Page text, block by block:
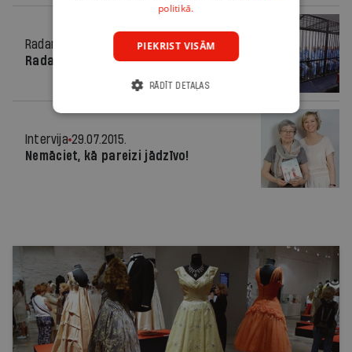
Radars
Radars pasaulē
Intervija 29.07.2015.
Nemāciet, kā pareizi jādzīvo!
politikā.
PIEKRIST VISĀM
RĀDĪT DETAĻAS